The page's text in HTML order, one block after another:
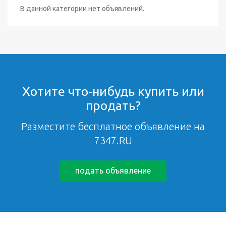
В данной категории нет объявлений.
Хотите что-нибудь купить или
продать?
Разместите бесплатное объявление на
7347.RU
подать объявление